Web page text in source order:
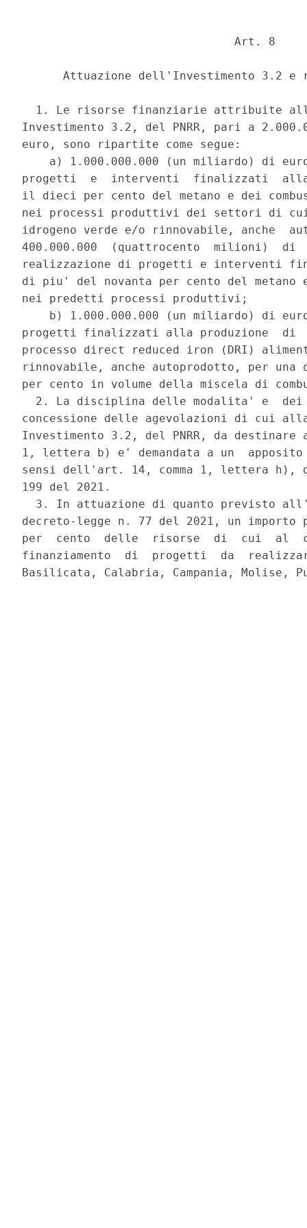
                               Art. 8
Attuazione dell'Investimento 3.2 e
1. Le risorse finanziarie attribuite
Investimento 3.2, del PNRR, pari a
euro, sono ripartite come segue:
a) 1.000.000.000 (un miliardo) di
progetti  e  interventi  finalizzati  alla
il dieci per cento del metano e dei
nei processi produttivi dei settori di
idrogeno verde e/o rinnovabile, anche
400.000.000  (quattrocento  milioni)
realizzazione di progetti e interventi
di piu' del novanta per cento del
nei predetti processi produttivi;
b) 1.000.000.000 (un miliardo) di
progetti finalizzati alla produzione  di
processo direct reduced iron (DRI)
rinnovabile, anche autoprodotto, per
per cento in volume della miscela di
2. La disciplina delle modalita' e
concessione delle agevolazioni di cui
Investimento 3.2, del PNRR, da
1, lettera b) e' demandata a un
sensi dell'art. 14, comma 1, lettera
199 del 2021.
3. In attuazione di quanto previsto
decreto-legge n. 77 del 2021, un
per  cento  delle  risorse  di  cui  al
finanziamento  di  progetti  da